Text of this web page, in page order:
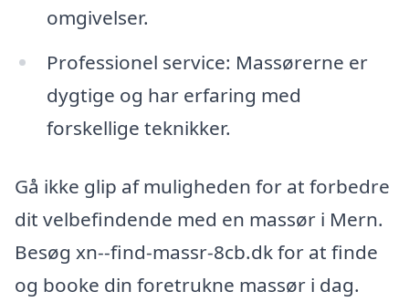
omgivelser.
Professionel service: Massørerne er
dygtige og har erfaring med
forskellige teknikker.
Gå ikke glip af muligheden for at forbedre
dit velbefindende med en massør i Mern.
Besøg xn--find-massr-8cb.dk for at finde
og booke din foretrukne massør i dag.